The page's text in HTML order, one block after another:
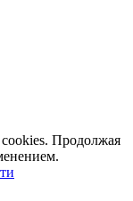
Продолжая